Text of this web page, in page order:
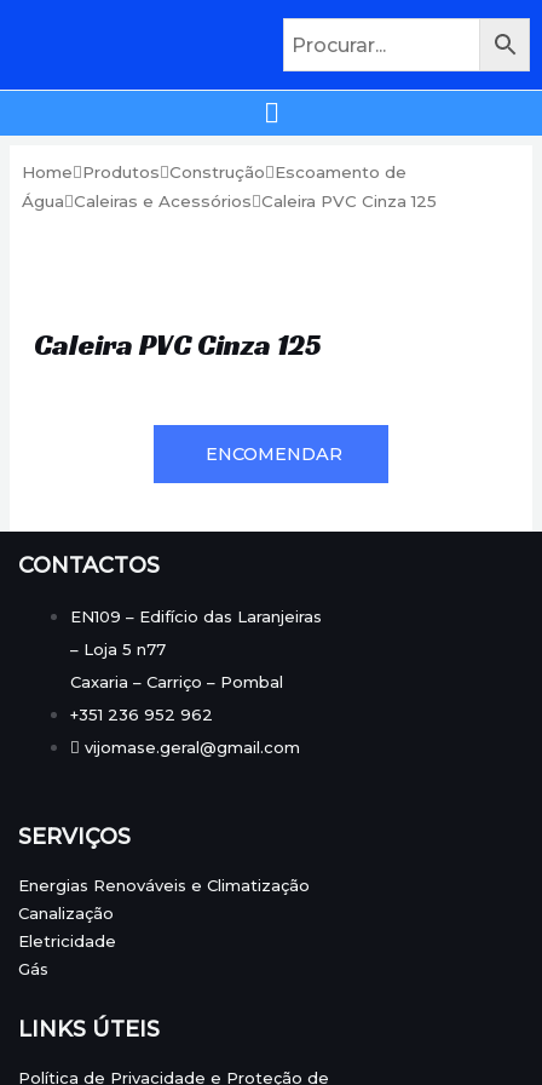
Home Produtos Construção
Escoamento de
Água Caleiras e Acessórios Caleira PVC Cinza 125
Caleira PVC Cinza 125
ENCOMENDAR
CONTACTOS
EN109 – Edifício das Laranjeiras
– Loja 5 n77
Caxaria – Carriço – Pombal
+351 236 952 962
vijomase.geral@gmail.com
SERVIÇOS
Energias Renováveis e Climatização
Canalização
Eletricidade
Gás
LINKS ÚTEIS
Política de Privacidade e Proteção de